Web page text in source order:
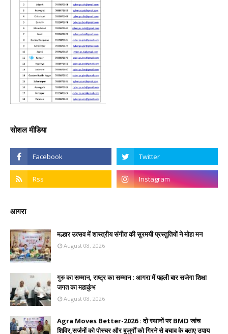
सोशल मीडिया
आगरा
मल्हार उत्सव में शास्त्रीय संगीत की सुरमयी प्रस्तुतियों ने मोहा मन
August 08, 2026
गुरु का सम्मान, राष्ट्र का सम्मान : आगरा में पहली बार सजेगा शिक्षा
जगत का महाकुंभ
August 08, 2026
Agra Moves Better-2026 : दो स्थानों पर BMD जांच
शिविर,सर्जनों को पोस्चर और बुजुर्गों को गिरने से बचाव के बताए उपाय